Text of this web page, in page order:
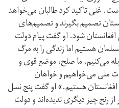
غنی تاکید کرد طالبان می‌خواهد
تصمیم بگیرند و تصمیم‌های
شود. او گفت پیام دولت
هستیم اما زندگی را به مرگ
می‌کنیم. ما صلح، موضع قوی و
ملی می‌خواهیم و خواهان
هستیم.» او گفت پنج نسل
رنج چیز دیگری ندیده‌اند و دولت